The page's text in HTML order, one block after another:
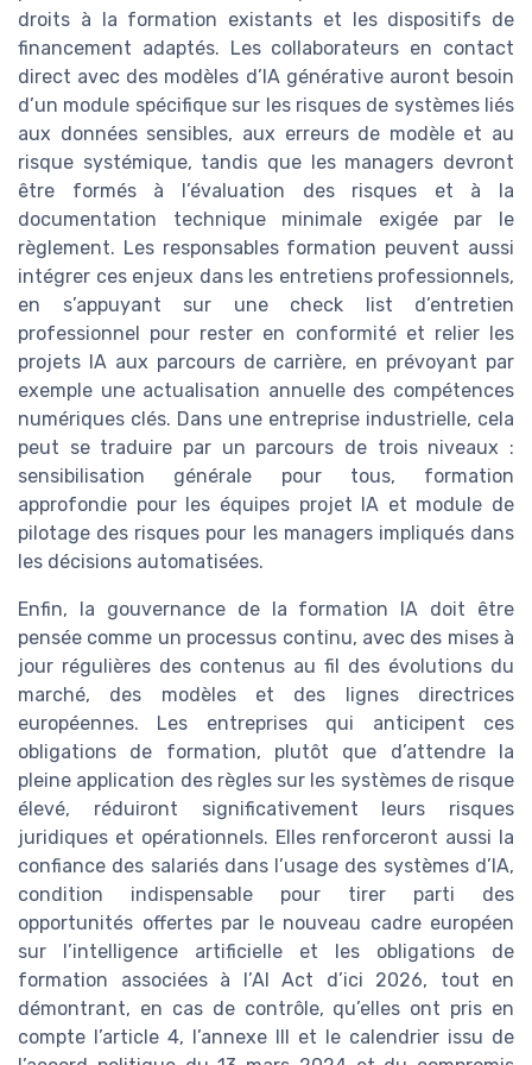
droits à la formation existants et les dispositifs de
financement adaptés. Les collaborateurs en contact
direct avec des modèles d’IA générative auront besoin
d’un module spécifique sur les risques de systèmes liés
aux données sensibles, aux erreurs de modèle et au
risque systémique, tandis que les managers devront
être formés à l’évaluation des risques et à la
documentation technique minimale exigée par le
règlement. Les responsables formation peuvent aussi
intégrer ces enjeux dans les entretiens professionnels,
en s’appuyant sur une check list d’entretien
professionnel pour rester en conformité et relier les
projets IA aux parcours de carrière, en prévoyant par
exemple une actualisation annuelle des compétences
numériques clés. Dans une entreprise industrielle, cela
peut se traduire par un parcours de trois niveaux :
sensibilisation générale pour tous, formation
approfondie pour les équipes projet IA et module de
pilotage des risques pour les managers impliqués dans
les décisions automatisées.
Enfin, la gouvernance de la formation IA doit être
pensée comme un processus continu, avec des mises à
jour régulières des contenus au fil des évolutions du
marché, des modèles et des lignes directrices
européennes. Les entreprises qui anticipent ces
obligations de formation, plutôt que d’attendre la
pleine application des règles sur les systèmes de risque
élevé, réduiront significativement leurs risques
juridiques et opérationnels. Elles renforceront aussi la
confiance des salariés dans l’usage des systèmes d’IA,
condition indispensable pour tirer parti des
opportunités offertes par le nouveau cadre européen
sur l’intelligence artificielle et les obligations de
formation associées à l’AI Act d’ici 2026, tout en
démontrant, en cas de contrôle, qu’elles ont pris en
compte l’article 4, l’annexe III et le calendrier issu de